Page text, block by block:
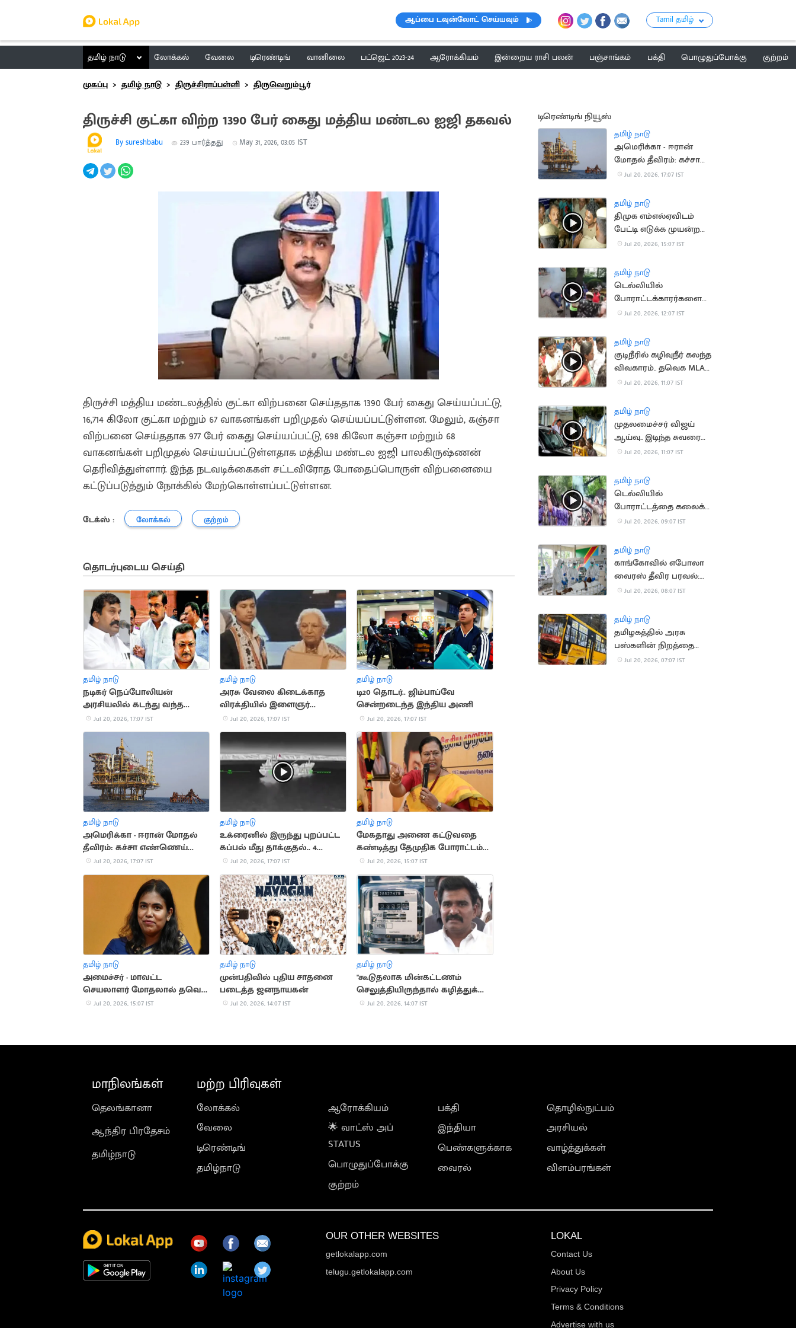
ஆப்பை டவுன்லோட் செய்யவும் Tamil தமிழ்
தமிழ் நாடு லோக்கல் வேலை டிரெண்டிங் வானிலை பட்ஜெட் 2023-24 ஆரோக்கியம் இன்றைய ராசி பலன் பஞ்சாங்கம் பக்தி பொழுதுப்போக்கு
குற்றம்
முகப்பு
தமிழ் நாடு திருச்சிராப்பள்ளி திருவெறும்பூர்
திருச்சி குட்கா விற்ற 1390 பேர் கைது மத்திய மண்டல ஐஜி தகவல்
By sureshbabu 239 பார்த்தது May 31, 2026, 03:05 IST
திருச்சி மத்திய மண்டலத்தில் குட்கா விற்பனை செய்ததாக 1390 பேர் கைது செய்யப்பட்டு,
16,714 கிலோ குட்கா மற்றும் 67 வாகனங்கள் பறிமுதல் செய்யப்பட்டுள்ளன. மேலும், கஞ்சா
விற்பனை செய்ததாக 977 பேர் கைது செய்யப்பட்டு, 698 கிலோ கஞ்சா மற்றும் 68
வாகனங்கள் பறிமுதல் செய்யப்பட்டுள்ளதாக மத்திய மண்டல ஐஜி பாலகிருஷ்ணன்
தெரிவித்துள்ளார். இந்த நடவடிக்கைகள் சட்டவிரோத போதைப்பொருள் விற்பனையை
கட்டுப்படுத்தும் நோக்கில் மேற்கொள்ளப்பட்டுள்ளன.
டேக்ஸ் : லோக்கல் குற்றம்
தொடர்புடைய செய்தி
தமிழ் நாடு
நடிகர் நெப்போலியன்
அரசியலில் கடந்து வந்த
முக்கிய நிகழ்வுகள்
Jul 20, 2026, 17:07 IST
தமிழ் நாடு
அரசு வேலை கிடைக்காத
விரக்தியில் இளைஞர்
தற்கொலை
Jul 20, 2026, 17:07 IST
தமிழ் நாடு
டி20 தொடர்.. ஜிம்பாப்வே
சென்றடைந்த இந்திய அணி
Jul 20, 2026, 17:07 IST
தமிழ் நாடு
அமெரிக்கா - ஈரான் மோதல்
தீவிரம்: கச்சா எண்ணெய்
தட்டுப்பாடு அபாயம்
Jul 20, 2026, 17:07 IST
தமிழ் நாடு
உக்ரைனில் இருந்து புறப்பட்ட
கப்பல் மீது தாக்குதல்.. 4
இந்தியர்கள் பலி
Jul 20, 2026, 17:07 IST
தமிழ் நாடு
மேகதாது அணை கட்டுவதை
கண்டித்து தேமுதிக போராட்டம்
அறிவிப்பு
Jul 20, 2026, 15:07 IST
தமிழ் நாடு
அமைச்சர் - மாவட்ட
செயலாளர் மோதலால் தவெக
பொதுக்கூட்டம் ரத்து
Jul 20, 2026, 15:07 IST
தமிழ் நாடு
முன்பதிவில் புதிய சாதனை
படைத்த ஜனநாயகன்
Jul 20, 2026, 14:07 IST
தமிழ் நாடு
"கூடுதலாக மின்கட்டணம்
செலுத்தியிருந்தால் கழித்துக்
கொள்ளப்படும்".. அமைச்சர்
Jul 20, 2026, 14:07 IST
டிரெண்டிங் நியூஸ்
தமிழ் நாடு
அமெரிக்கா - ஈரான்
மோதல் தீவிரம்: கச்சா
எண்ணெய் தட்டுப்பாடு
Jul 20, 2026, 17:07 IST
தமிழ் நாடு
திமுக எம்எல்ஏவிடம்
பேட்டி எடுக்க முயன்ற
செய்தியாளர்களுக்கு
Jul 20, 2026, 15:07 IST
தமிழ் நாடு
டெல்லியில்
போராட்டக்காரர்களை
விரட்டியடித்த போலீஸ்..
Jul 20, 2026, 12:07 IST
தமிழ் நாடு
குடிநீரில் கழிவுநீர் கலந்த
விவகாரம்.. தவெக MLA
முன் நடந்த மோதல்
Jul 20, 2026, 11:07 IST
தமிழ் நாடு
முதலமைச்சர் விஜய்
ஆய்வு.. இடிந்த சுவரை
துணியால் மறைத்ததால்
Jul 20, 2026, 11:07 IST
தமிழ் நாடு
டெல்லியில்
போராட்டத்தை கலைக்க
கண்ணீர் புகைகுண்டு
Jul 20, 2026, 09:07 IST
தமிழ் நாடு
காங்கோவில் எபோலா
வைரஸ் தீவிர பரவல்:
930 பேர் பலி
Jul 20, 2026, 08:07 IST
தமிழ் நாடு
தமிழகத்தில் அரசு
பஸ்களின் நிறத்தை
மாற்ற அரசு திட்டம்?
Jul 20, 2026, 07:07 IST
மாநிலங்கள்
தெலங்கானா
ஆந்திர பிரதேசம்
தமிழ்நாடு
மற்ற பிரிவுகள்
லோக்கல்
வேலை
டிரெண்டிங்
தமிழ்நாடு
ஆரோக்கியம்
🌟 வாட்ஸ் அப்
STATUS
பொழுதுப்போக்கு
குற்றம்
பக்தி
இந்தியா
பெண்களுக்காக
வைரல்
தொழில்நுட்பம்
அரசியல்
வாழ்த்துக்கள்
விளம்பரங்கள்
OUR OTHER WEBSITES
getlokalapp.com
telugu.getlokalapp.com
LOKAL
Contact Us
About Us
Privacy Policy
Terms & Conditions
Advertise with us